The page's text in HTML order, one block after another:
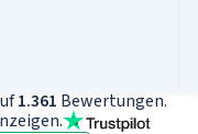
1.361 Bewertungen.